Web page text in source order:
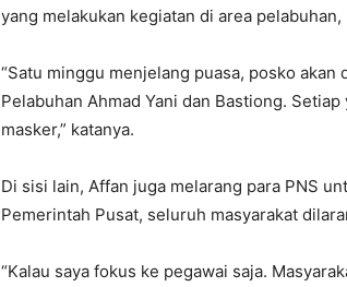
yang melakukan kegiatan di area
“Satu minggu menjelang puasa, posko
Pelabuhan Ahmad Yani dan Bastiong.
masker,” katanya.
Di sisi lain, Affan juga melarang para PNS
Pemerintah Pusat, seluruh masyarakat
“Kalau saya fokus ke pegawai saja.